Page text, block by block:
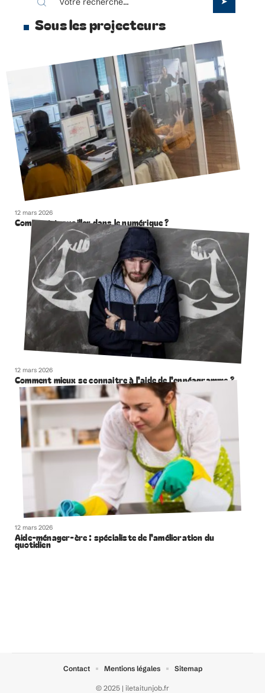
Sous les projecteurs
12 mars 2026
Comment travailler dans le numérique ?
12 mars 2026
Comment mieux se connaitre à l’aide de l’ennéagramme ?
12 mars 2026
Aide-ménager-ère : spécialiste de l’amélioration du
quotidien
© 2025 | iletaitunjob.fr
Contact Mentions légales Sitemap